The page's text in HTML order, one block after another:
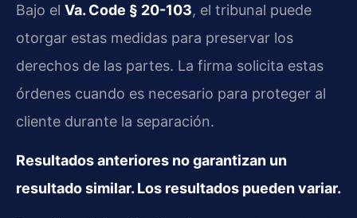
Bajo el Va. Code § 20-103, el tribunal puede
otorgar estas medidas para preservar los
derechos de las partes. La firma solicita estas
órdenes cuando es necesario para proteger al
cliente durante la separación.
Resultados anteriores no garantizan un
resultado similar. Los resultados pueden variar.